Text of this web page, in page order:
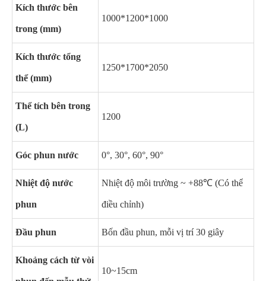
Kích thước bên
trong (mm)
1000*1200*1000
Kích thước tổng
thể (mm)
1250*1700*2050
Thể tích bên trong
(L)
1200
Góc phun nước 0°, 30°, 60°, 90°
Nhiệt độ nước
phun
Nhiệt độ môi trường ~ +88℃ (Có thể
điều chỉnh)
Đầu phun Bốn đầu phun, mỗi vị trí 30 giây
Khoảng cách từ vòi
10~15cm